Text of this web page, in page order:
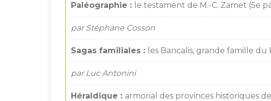
Paléographie : le testament de M.-C. Zamet (5e
par Stéphane Cosson
Sagas familiales : les Bancalis, grande famille
par Luc Antonini
Héraldique : armorial des provinces historiques de